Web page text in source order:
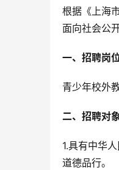
根据《上海
面向社会公
一、招聘岗
青少年校外
二、招聘对
1.具有中华
道德品行。